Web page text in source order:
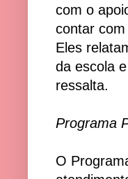
com o
contar
Eles
da escola
ressalta.
Programa
O